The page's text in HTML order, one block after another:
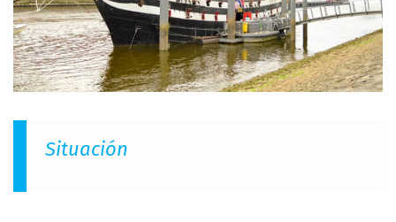
Situación